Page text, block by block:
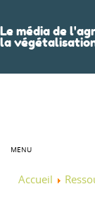
Le média de
la
MENU
Accueil